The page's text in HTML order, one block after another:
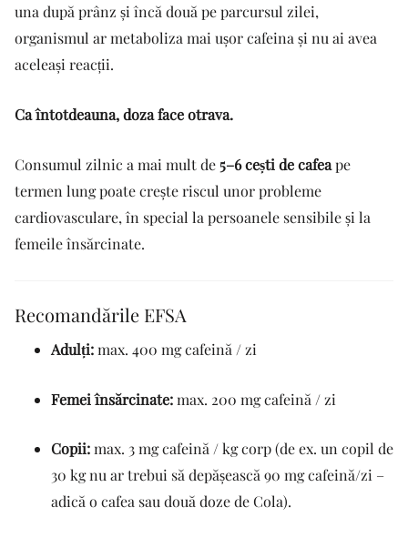
una după prânz și încă două pe parcursul zilei,
organismul ar metaboliza mai ușor cafeina și nu ai avea
aceleași reacții.
Ca întotdeauna, doza face otrava.
Consumul zilnic a mai mult de 5–6 cești de cafeape
termen lung poate crește riscul unor probleme
cardiovasculare, în special la persoanele sensibile și la
femeile însărcinate.
Recomandările EFSA
Adulți:max. 400 mg cafeină / zi
Femei însărcinate:max. 200 mg cafeină / zi
Copii:max. 3 mg cafeină / kg corp (de ex. un copil de
30 kg nu ar trebui să depășească 90 mg cafeină/zi –
adică o cafea sau două doze de Cola).